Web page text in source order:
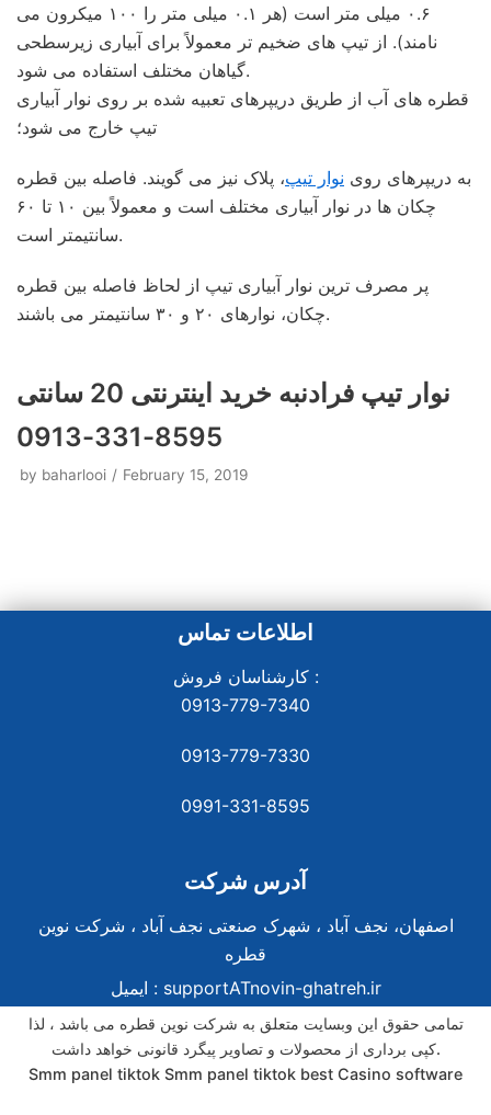
۰.۶ میلی متر است (هر ۰.۱ میلی متر را ۱۰۰ میکرون می
نامند). از تیپ های ضخیم تر معمولاً برای آبیاری زیرسطحی
گیاهان مختلف استفاده می شود.
قطره های آب از طریق دریپرهای تعبیه شده بر روی نوار آبیاری
تیپ خارج می شود؛
به دریپرهای روی نوار تیپ، پلاک نیز می گویند. فاصله بین قطره
چکان ها در نوار آبیاری مختلف است و معمولاً بین ۱۰ تا ۶۰
سانتیمتر است.
پر مصرف ترین نوار آبیاری تیپ از لحاظ فاصله بین قطره
چکان، نوارهای ۲۰ و ۳۰ سانتیمتر می باشند.
نوار تیپ فرادنبه خرید اینترنتی 20 سانتی
8595-331-0913
by baharlooi February 15, 2019
اطلاعات تماس
کارشناسان فروش :
0913-779-7340
0913-779-7330
0991-331-8595
آدرس شرکت
اصفهان، نجف آباد ، شهرک صنعتی نجف آباد ، شرکت نوین
قطره
ایمیل : supportATnovin-ghatreh.ir
تمامی حقوق این وبسایت متعلق به شرکت نوین قطره می باشد ، لذا
کپی برداری از محصولات و تصاویر پیگرد قانونی خواهد داشت.
Smm panel tiktok Smm panel tiktok best Casino software